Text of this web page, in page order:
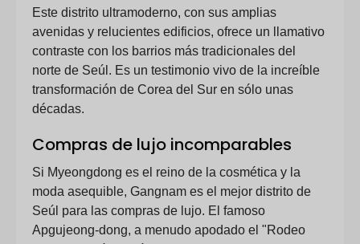
Este distrito ultramoderno, con sus amplias
avenidas y relucientes edificios, ofrece un llamativo
contraste con los barrios más tradicionales del
norte de Seúl. Es un testimonio vivo de la increíble
transformación de Corea del Sur en sólo unas
décadas.
Compras de lujo incomparables
Si Myeongdong es el reino de la cosmética y la
moda asequible, Gangnam es el mejor distrito de
Seúl para las compras de lujo. El famoso
Apgujeong-dong, a menudo apodado el "Rodeo